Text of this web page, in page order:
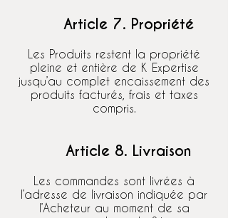
Article 7. Propriété
Les Produits restent la propriété
pleine et entière de K Expertise
jusqu’au complet encaissement des
produits facturés, frais et taxes
compris.
Article 8. Livraison
Les commandes sont livrées à
l’adresse de livraison indiquée par
l’Acheteur au moment de sa